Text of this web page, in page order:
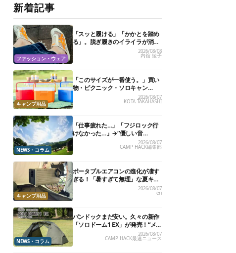
新着記事
ファッション・ウェア
「スッと履ける」「かかとを踏め
る」。脱ぎ履きのイライラが消え
る快適“スニーカーサンダル”6選
2026/08/08
内舘 綾子
キャンプ用品
「このサイズが一番使う。」買い
物・ピクニック・ソロキャン
に“ちょうどいい”小型クーラーボ
ックス13選
2026/08/07
KOTA TAKAHASHI
NEWS・コラム
「仕事疲れた…」「フジロック行
けなかった…」→“優しい音
楽”と“大きな自然”で治癒。まだ間
に合います。
2026/08/07
CAMP HACK編集部
キャンプ用品
ポータブルエアコンの進化が凄す
ぎる！「暑すぎて無理」な夏キャ
ンプを激変させる最新5選2026/08/07
eri
NEWS・コラム
バンドックまだ安い。久々の新作
「ソロドーム1 EX」が発売！“メ
ッシュインナー”だけでも使える
よ【防災も◎】
2026/08/07
CAMP HACK最速ニュース